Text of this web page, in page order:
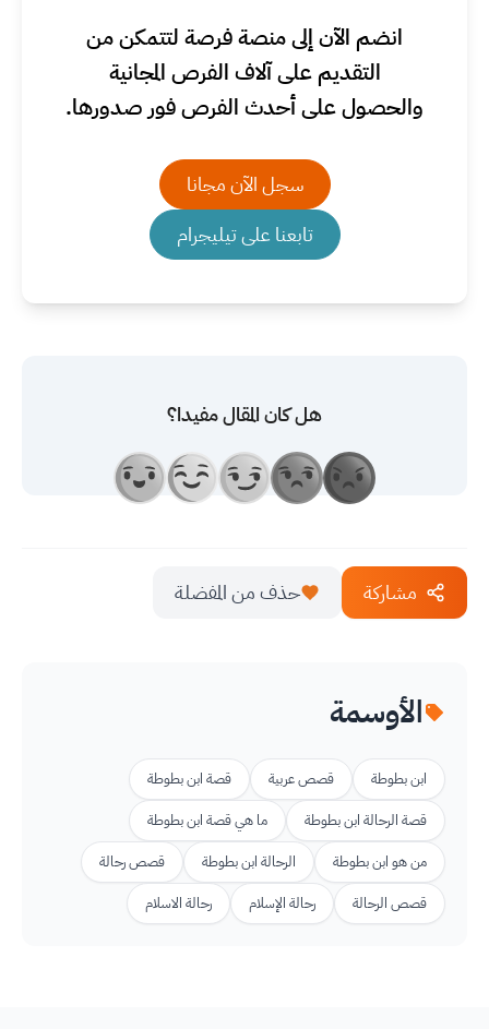
انضم الآن إلى منصة فرصة لتتمكن من
التقديم على آلاف الفرص المجانية
والحصول على أحدث الفرص فور صدورها.
سجل الآن مجانا
تابعنا على تيليجرام
هل كان المقال مفيدا؟
مشاركة حذف من المفضلة
الأوسمة
ابن بطوطة قصص عربية
قصة ابن بطوطة
قصة الرحالة ابن بطوطة
ما هي قصة ابن بطوطة
من هو ابن بطوطة
الرحالة ابن بطوطة
قصص رحالة
قصص الرحالة
رحالة الإسلام رحالة الاسلام